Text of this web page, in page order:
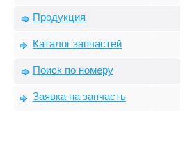
Продукция
Каталог запчастей
Поиск по номеру
Заявка на запчасть